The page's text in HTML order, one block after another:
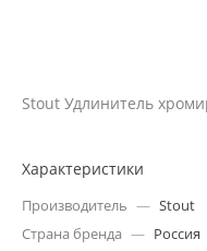
Stout Удлинитель
Характеристики
Производитель — Stout
Страна бренда — Россия